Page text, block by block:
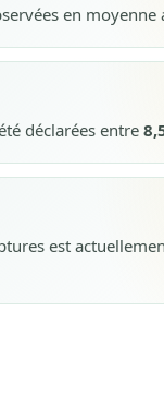
en moyenne
déclarées entre
est